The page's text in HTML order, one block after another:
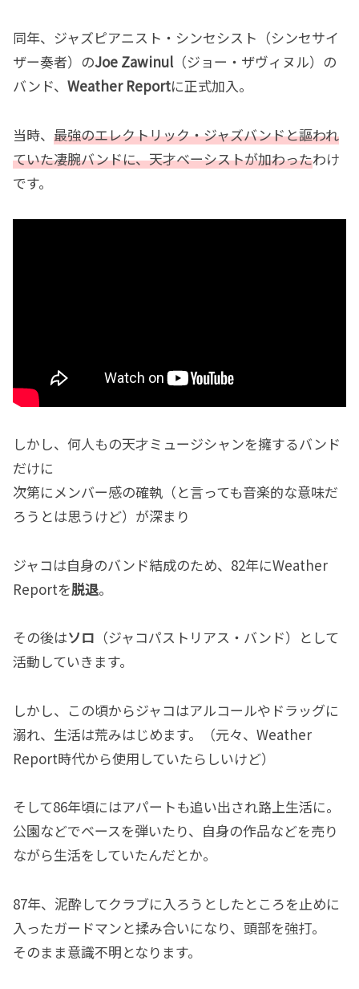
同年、ジャズピアニスト・シンセシスト（シンセサイ
ザー奏者）のJoe Zawinul（ジョー・ザヴィヌル）の
バンド、 Weather Reportに正式加入。
当時、 最強のエレクトリック・ジャズバンドと謳われ
ていた凄腕バンドに、天才ベーシストが加わったわけ
です。
しかし、何人もの天才ミュージシャンを擁するバンド
だけに
次第にメンバー感の確執（と言っても音楽的な意味だ
ろうとは思うけど）が深まり
ジャコは自身のバンド結成のため、82年にWeather
Reportを脱退。
その後はソロ （ジャコパストリアス・バンド）として
活動していきます。
しかし、この頃からジャコはアルコールやドラッグに
溺れ、生活は荒みはじめます。（元々、Weather
Report時代から使用していたらしいけど）
そして86年頃にはアパートも追い出され路上生活に。
公園などでベースを弾いたり、自身の作品などを売り
ながら生活をしていたんだとか。
87年、泥酔してクラブに入ろうとしたところを止めに
入ったガードマンと揉み合いになり、頭部を強打。
そのまま意識不明となります。